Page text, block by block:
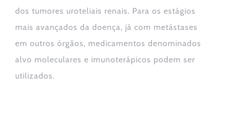
dos tumores uroteliais renais. Para os estágios
mais avançados da doença, já com metástases
em outros órgãos, medicamentos denominados
alvo moleculares e imunoterápicos podem ser
utilizados.